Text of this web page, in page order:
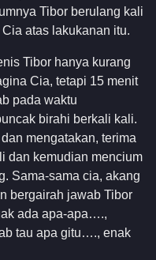
Tibor berulang kali
atas lakukanan itu.
Tibor hanya kurang
Cia, tetapi 15 menit
pada waktu
birahi berkali kali.
mengatakan, terima
dan kemudian mencium
Sama-sama cia, akang
bergairah jawab Tibor
ada apa-apa….,
tau apa gitu…., enak